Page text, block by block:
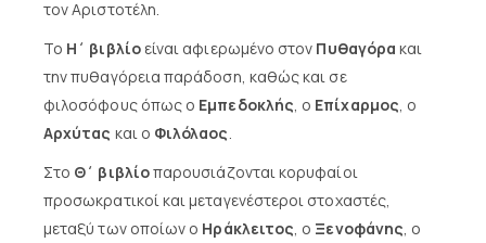
τον Αριστοτέλη.
Το Η΄ βιβλίοείναι αφιερωμένο στον Πυθαγόρα και
την πυθαγόρεια παράδοση, καθώς και σε
φιλοσόφους όπως ο Εμπεδοκλής , ο Επίχαρμος , ο
Αρχύτας και ο Φιλόλαος
Στο Θ΄ βιβλίοπαρουσιάζονται κορυφαίοι
προσωκρατικοί και μεταγενέστεροι στοχαστές,
μεταξύ των οποίων ο Ηράκλειτος , ο Ξενοφάνης , ο